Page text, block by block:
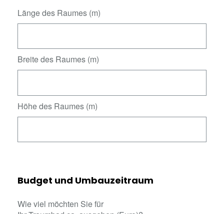
Länge des Raumes (m)
Breite des Raumes (m)
Höhe des Raumes (m)
Budget und Umbauzeitraum
Wie viel möchten Sie für